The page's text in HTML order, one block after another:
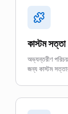
কাস্টম সত্তা
অভ্যন্তরীণ
জন্য কাস্টম